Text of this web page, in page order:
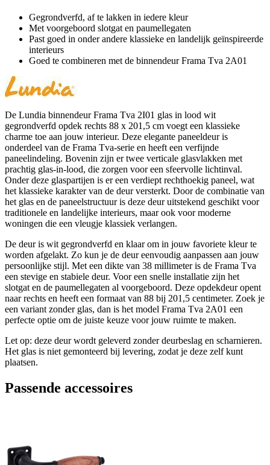
Gegrondverfd, af te lakken in iedere kleur
Met voorgeboord slotgat en paumellegaten
Past goed in onder andere klassieke en landelijk geïnspireerde
interieurs
Goed te combineren met de binnendeur Frama Tva 2A01
De Lundia binnendeur Frama Tva 2I01 glas in lood wit
gegrondverfd opdek rechts 88 x 201,5 cm voegt een klassieke
charme toe aan jouw interieur. Deze elegante paneeldeur is
onderdeel van de Frama Tva-serie en heeft een verfijnde
paneelindeling. Bovenin zijn er twee verticale glasvlakken met
prachtig glas-in-lood, die zorgen voor een sfeervolle lichtinval.
Onder deze glaspartijen is er een verdiept rechthoekig paneel, wat
het klassieke karakter van de deur versterkt. Door de combinatie van
het glas en de paneelstructuur is deze deur uitstekend geschikt voor
traditionele en landelijke interieurs, maar ook voor moderne
woningen die een vleugje klassiek verlangen.
De deur is wit gegrondverfd en klaar om in jouw favoriete kleur te
worden afgelakt. Zo kun je de deur eenvoudig aanpassen aan jouw
persoonlijke stijl. Met een dikte van 38 millimeter is de Frama Tva
een stevige en stabiele deur. Voor een snelle installatie zijn het
slotgat en de paumellegaten al voorgeboord. Deze opdekdeur opent
naar rechts en heeft een formaat van 88 bij 201,5 centimeter. Zoek je
een variant zonder glas, dan is het model Frama Tva 2A01 een
perfecte optie om de juiste keuze voor jouw ruimte te maken.
Let op: deze deur wordt geleverd zonder deurbeslag en scharnieren.
Het glas is niet gemonteerd bij levering, zodat je deze zelf kunt
plaatsen.
Passende accessoires